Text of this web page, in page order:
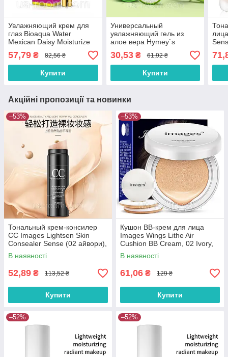
Увлажняющий крем для
глаз Bioaqua Water
Mexican Daisy Moisturize
Eye Cream, 20 г.
57,79 ₴ 82,56 ₴
Купити
Универсальный
увлажняющий гель из
алое вера Hymey`s
Soothing & Moisture Gel
Aloe Vera, 220 г.
30,53₴ 61,92 ₴
Купити
Акційні пропозиції та новинки
–53%
Тональный крем-консилер
СС Images Lightsen Skin
Consealer Sense (02 айвори),
30 мл.
В наявності
52,89 ₴ 113,52 ₴
Купити
–53%
Кушон BB-крем для лица
Images Wings Lithe Air
Cushion BB Cream, 02 Ivory,
15 г.
В наявності
61,06 ₴ 129 ₴
Купити
–52% –52%